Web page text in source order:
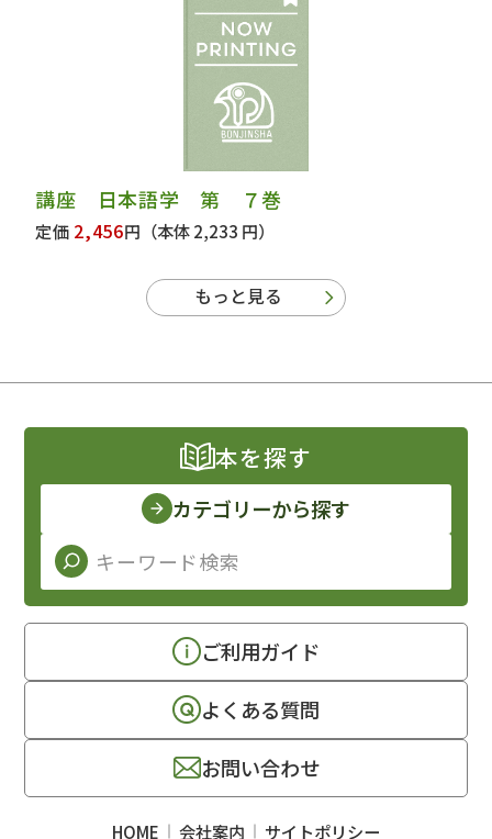
講座 日本語学 第 ７巻
定価 2,456円 （本体 2,233 円）
もっと見る
本を探す
カテゴリーから探す
ご利用ガイド
よくある質問
お問い合わせ
HOME 会社案内
サイトポリシー